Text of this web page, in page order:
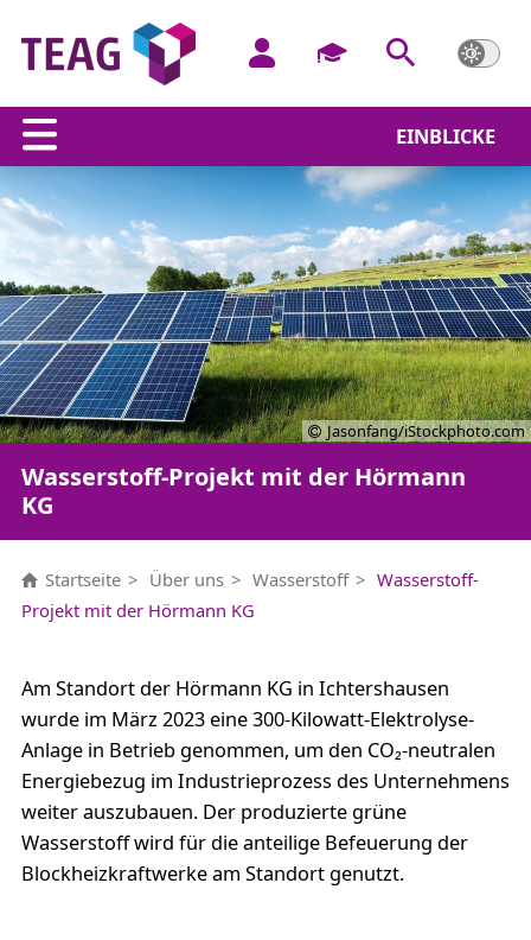
EINBLICKE
Jasonfang/iStockphoto.com
Wasserstoff-Projekt mit der Hörmann
KG
Startseite Über uns Wasserstoff
Wasserstoff-
Projekt mit der Hörmann KG
Am Standort der Hörmann KG in Ichtershausen
wurde im März 2023 eine 300-Kilowatt-Elektrolyse-
Anlage in Betrieb genommen, um den CO₂-neutralen
Energiebezug im Industrieprozess des Unternehmens
weiter auszubauen. Der produzierte grüne
Wasserstoff wird für die anteilige Befeuerung der
Blockheizkraftwerke am Standort genutzt.